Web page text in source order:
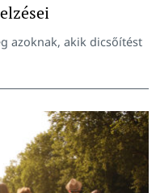
azoknak, akik dicsőítést